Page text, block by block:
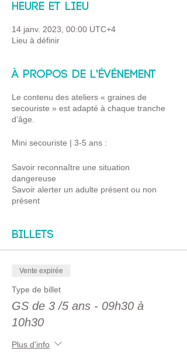
Heure et lieu
14 janv. 2023, 00:00 UTC+4
Lieu à définir
À propos de l'événement
Le contenu des ateliers « graines de
secouriste » est adapté à chaque tranche
d’âge.
Mini secouriste | 3-5 ans :
Savoir reconnaître une situation
dangereuse
Savoir alerter un adulte présent ou non
présent
Petit secouriste | 6-8 ans :
Savoir se mettre hors de danger
Savoir protéger
Savoir intervenir sur un saignement, une
brûlure
Apprenti secouriste | 9-12 ans :
Billets
Vente expirée
Type de billet
GS de 3 /5 ans - 09h30 à
10h30
Plus d'info